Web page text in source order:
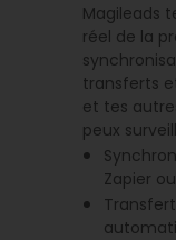
Magileads
réel de la
transferts
et tes
peux
Zapier